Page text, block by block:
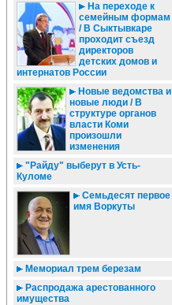
На переходе к
семейным формам
/ В Сыктывкаре
проходит съезд
директоров
детских домов и
интернатов России
Новые ведомства и
новые люди / В
структуре органов
власти Коми
произошли
изменения
"Райду" выберут в Усть-
Куломе
Семьдесят первое
имя Воркуты
Мемориал трем березам
Распродажа арестованного
имущества